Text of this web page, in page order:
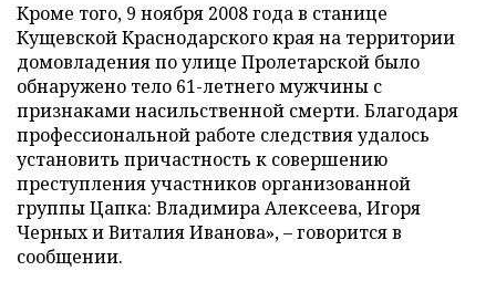
Кроме того, 9 ноября 2008 года в станице
Кущевской Краснодарского края на территории
домовладения по улице Пролетарской было
обнаружено тело 61-летнего мужчины с
признаками насильственной смерти. Благодаря
профессиональной работе следствия удалось
установить причастность к совершению
преступления участников организованной
группы Цапка: Владимира Алексеева, Игоря
Черных и Виталия Иванова», – говорится в
сообщении.